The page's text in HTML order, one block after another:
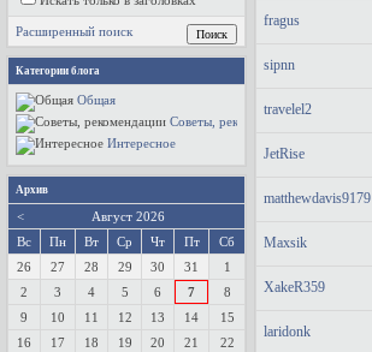
fragus
sipnn
travelel2
JetRise
matthewdavis9179
Maxsik
XakeR359
laridonk
Расширенный поиск
Категории блога
Общая
Советы, рекомендации
Интересное
Архив
<
Август 2026
Вс
Пн Вт Ср Чт Пт
Сб
26
27 28 29 30 31
1
2
3 4 5 6 7
8
9
10 11 12 13 14
15
16
17 18 19 20 21
22